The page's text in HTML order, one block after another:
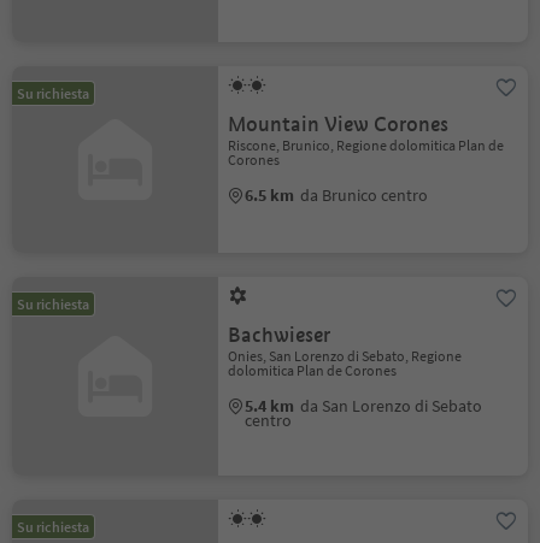
Su richiesta
Mountain View Corones
Riscone, Brunico, Regione dolomitica Plan de
Corones
6.5 km da Brunico centro
Su richiesta
Bachwieser
Onies, San Lorenzo di Sebato, Regione
dolomitica Plan de Corones
5.4 km da San Lorenzo di Sebato
centro
Su richiesta